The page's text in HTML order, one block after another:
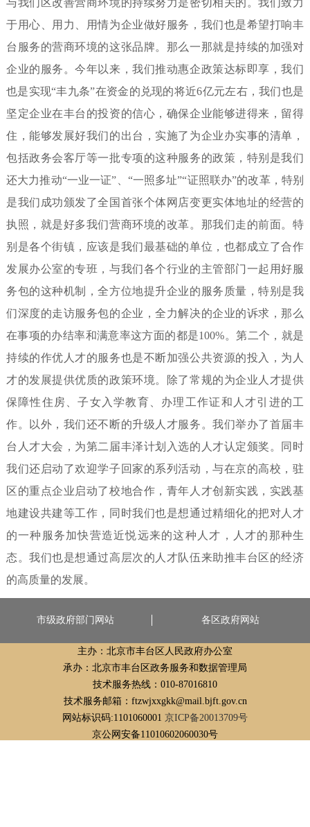
于用心、用力、用情为企业做好服务，我们也是希望打响丰
台服务的营商环境的这张品牌。那么一那就是持续的加强对
企业的服务。今年以来，我们推动惠企政策达标即享，我们
也是实现“丰九条”在资金的兑现的将近6亿元左右，我们也是
坚定企业在丰台的投资的信心，确保企业能够进得来，留得
住，能够发展好我们的出台，实施了为企业办实事的清单，
包括政务会客厅等一批专项的这种服务的政策，特别是我们
还大力推动“一业一证”、“一照多址”“证照联办”的改革，特别
是我们成功颁发了全国首张个体网店变更实体地址的经营的
执照，就是好多我们营商环境的改革。那我们走的前面。特
别是各个街镇，应该是我们最基础的单位，也都成立了合作
发展办公室的专班，与我们各个行业的主管部门一起用好服
务包的这种机制，全方位地提升企业的服务质量，特别是我
们深度的走访服务包的企业，全力解决的企业的诉求，那么
在事项的办结率和满意率这方面的都是100%。第二个，就是
持续的作优人才的服务也是不断加强公共资源的投入，为人
才的发展提供优质的政策环境。除了常规的为企业人才提供
保障性住房、子女入学教育、办理工作证和人才引进的工
作。以外，我们还不断的升级人才服务。我们举办了首届丰
台人才大会，为第二届丰泽计划入选的人才认定颁奖。同时
我们还启动了欢迎学子回家的系列活动，与在京的高校，驻
区的重点企业启动了校地合作，青年人才创新实践，实践基
地建设共建等工作，同时我们也是想通过精细化的把对人才
的一种服务加快营造近悦远来的这种人才，人才的那种生
态。我们也是想通过高层次的人才队伍来助推丰台区的经济
的高质量的发展。
市级政府部门网站 各区政府网站
主办：北京市丰台区人民政府办公室
承办：北京市丰台区政务服务和数据管理局
技术服务热线：010-87016810
技术服务邮箱：ftzwjxxgkk@mail.bjft.gov.cn
网站标识码:1101060001 京ICP备20013709号
京公网安备11010602060030号